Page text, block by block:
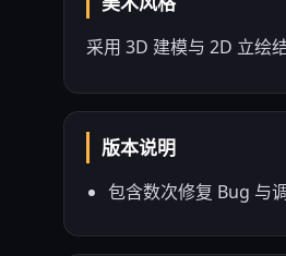
采用 3D 建模与 2D 立绘
版本说明
包含数次修复 Bug 与